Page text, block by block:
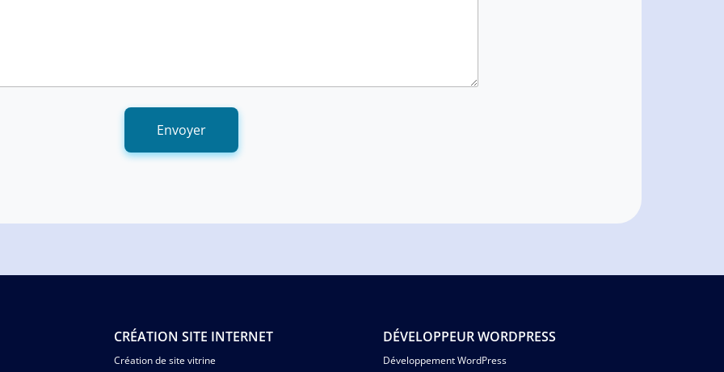
Envoyer
CRÉATION SITE INTERNET
Création de site vitrine
DÉVELOPPEUR WORDPRESS
Développement WordPress